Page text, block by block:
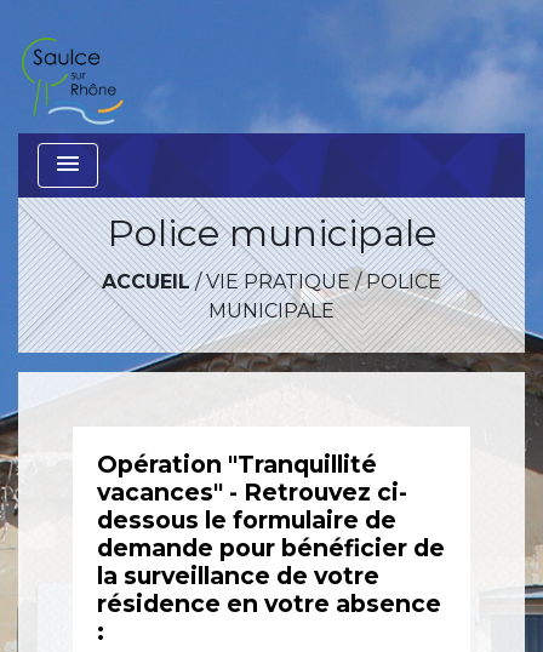
menu
Police municipale
ACCUEIL/VIE PRATIQUE/POLICE
MUNICIPALE
Opération "Tranquillité
vacances" - Retrouvez ci-
dessous le formulaire de
demande pour bénéficier de
la surveillance de votre
résidence en votre absence
: